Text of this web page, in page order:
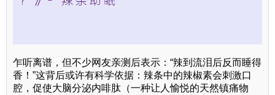
乍听离谱，但不少网友亲测后表示：“辣到流泪后反而睡得
香！”这背后或许有科学依据：辣条中的辣椒素会刺激口
腔，促使大脑分泌内啡肽（一种让人愉悦的天然镇痛物